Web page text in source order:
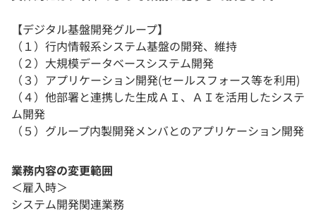
【デジタル基盤開発グループ】
（１）行内情報系システム基盤の開発、維持
（２）大規模データベースシステム開発
（３）アプリケーション開発(セールスフォース等を利用)
（４）他部署と連携した生成ＡＩ、ＡＩを活用したシステ
ム開発
（５）グループ内製開発メンバとのアプリケーション開発
業務内容の変更範囲
＜雇入時＞
システム開発関連業務